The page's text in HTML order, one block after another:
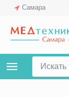
Самара